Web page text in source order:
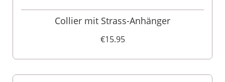
Collier mit Strass-Anhänger
€15.95